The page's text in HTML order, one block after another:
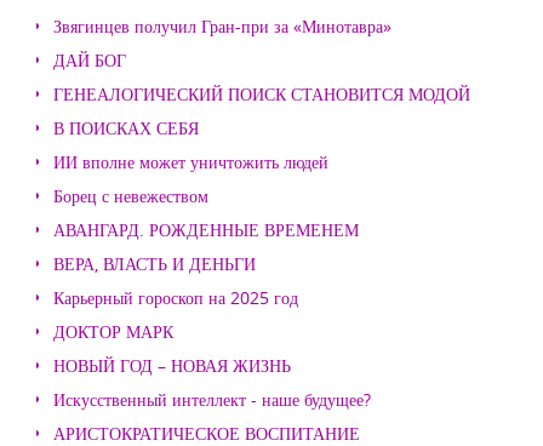
Звягинцев получил Гран-при за «Минотавра»
ДАЙ БОГ
ГЕНЕАЛОГИЧЕСКИЙ ПОИСК СТАНОВИТСЯ МОДОЙ
В ПОИСКАХ СЕБЯ
ИИ вполне может уничтожить людей
Борец с невежеством
АВАНГАРД. РОЖДЕННЫЕ ВРЕМЕНЕМ
ВЕРА, ВЛАСТЬ И ДЕНЬГИ
Карьерный гороскоп на 2025 год
ДОКТОР МАРК
НОВЫЙ ГОД – НОВАЯ ЖИЗНЬ
Искусственный интеллект - наше будущее?
АРИСТОКРАТИЧЕСКОЕ ВОСПИТАНИЕ